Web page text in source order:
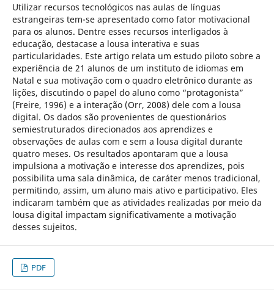
Utilizar recursos tecnológicos nas aulas de línguas
estrangeiras tem-se apresentado como fator motivacional
para os alunos. Dentre esses recursos interligados à
educação, destacase a lousa interativa e suas
particularidades. Este artigo relata um estudo piloto sobre a
experiência de 21 alunos de um instituto de idiomas em
Natal e sua motivação com o quadro eletrônico durante as
lições, discutindo o papel do aluno como “protagonista”
(Freire, 1996) e a interação (Orr, 2008) dele com a lousa
digital. Os dados são provenientes de questionários
semiestruturados direcionados aos aprendizes e
observações de aulas com e sem a lousa digital durante
quatro meses. Os resultados apontaram que a lousa
impulsiona a motivação e interesse dos aprendizes, pois
possibilita uma sala dinâmica, de caráter menos tradicional,
permitindo, assim, um aluno mais ativo e participativo. Eles
indicaram também que as atividades realizadas por meio da
lousa digital impactam significativamente a motivação
desses sujeitos.
PDF